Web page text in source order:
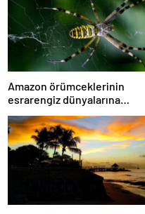
Amazon örümceklerinin
esrarengiz dünyalarına
gitmeye hazır olun.